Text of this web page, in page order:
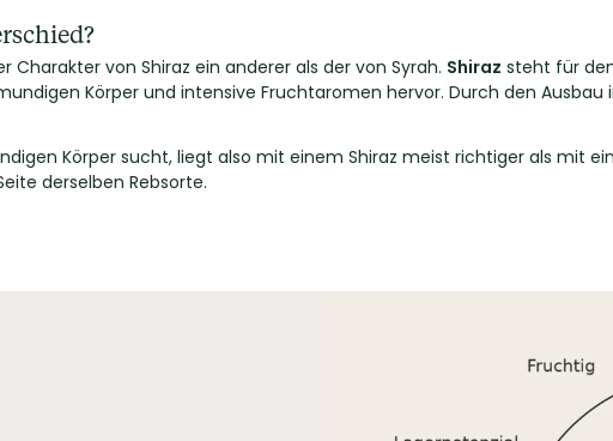
von Shiraz ein anderer als der von Syrah. Shiraz steht für
Körper und intensive Fruchtaromen hervor. Durch den Ausbau
Körper sucht, liegt also mit einem Shiraz meist richtiger als mit
derselben Rebsorte.